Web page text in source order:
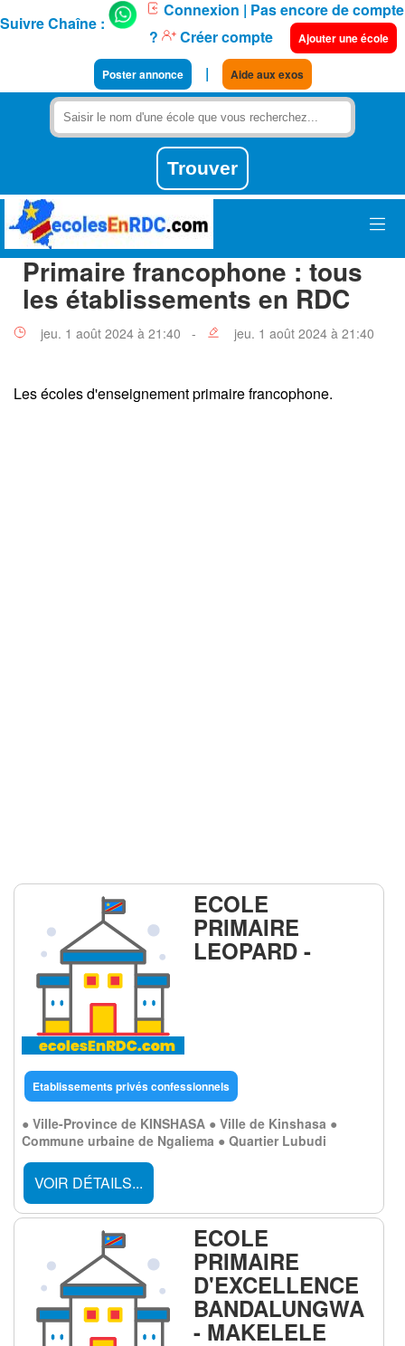
Suivre Chaîne :
Connexion | Pas encore de compte
?
Créer compte Ajouter une école
Poster annonce | Aide aux exos
Primaire francophone : tous
les établissements en RDC
jeu. 1 août 2024 à 21:40 - jeu. 1 août 2024 à 21:40
Les écoles d'enseignement primaire francophone.
ECOLE
PRIMAIRE
LEOPARD -
Etablissements privés confessionnels
● Ville-Province de KINSHASA ● Ville de Kinshasa ●
Commune urbaine de Ngaliema ● Quartier Lubudi
VOIR DÉTAILS...
ECOLE
PRIMAIRE
D'EXCELLENCE
BANDALUNGWA
- MAKELELE